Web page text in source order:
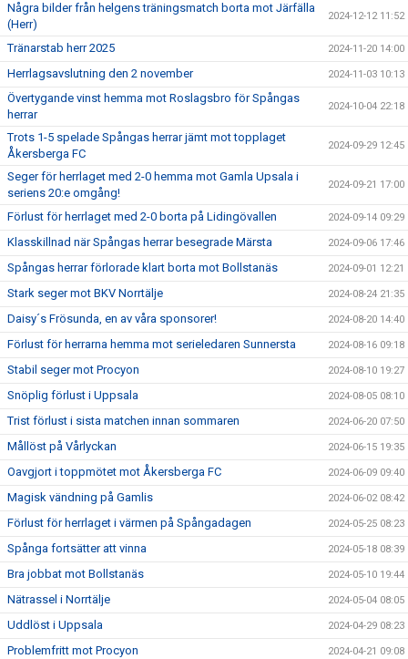
Några bilder från helgens träningsmatch borta mot Järfälla
(Herr)
2024-12-12 11:52
Tränarstab herr 2025 2024-11-20 14:00
Herrlagsavslutning den 2 november 2024-11-03 10:13
Övertygande vinst hemma mot Roslagsbro för Spångas
herrar
2024-10-04 22:18
Trots 1-5 spelade Spångas herrar jämt mot topplaget
Åkersberga FC
2024-09-29 12:45
Seger för herrlaget med 2-0 hemma mot Gamla Upsala i
seriens 20:e omgång!
2024-09-21 17:00
Förlust för herrlaget med 2-0 borta på Lidingövallen 2024-09-14 09:29
Klasskillnad när Spångas herrar besegrade Märsta 2024-09-06 17:46
Spångas herrar förlorade klart borta mot Bollstanäs 2024-09-01 12:21
Stark seger mot BKV Norrtälje 2024-08-24 21:35
Daisy´s Frösunda, en av våra sponsorer! 2024-08-20 14:40
Förlust för herrarna hemma mot serieledaren Sunnersta 2024-08-16 09:18
Stabil seger mot Procyon 2024-08-10 19:27
Snöplig förlust i Uppsala 2024-08-05 08:10
Trist förlust i sista matchen innan sommaren 2024-06-20 07:50
Mållöst på Vårlyckan 2024-06-15 19:35
Oavgjort i toppmötet mot Åkersberga FC 2024-06-09 09:40
Magisk vändning på Gamlis 2024-06-02 08:42
Förlust för herrlaget i värmen på Spångadagen 2024-05-25 08:23
Spånga fortsätter att vinna 2024-05-18 08:39
Bra jobbat mot Bollstanäs 2024-05-10 19:44
Nätrassel i Norrtälje 2024-05-04 08:05
Uddlöst i Uppsala 2024-04-29 08:23
Problemfritt mot Procyon 2024-04-21 09:08